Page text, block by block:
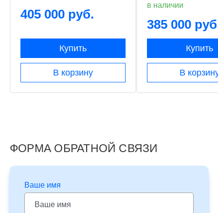
405 000 руб.
Купить
В корзину
в наличии
385 000
Купить
В
ФОРМА ОБРАТНОЙ СВЯЗИ
Ваше имя